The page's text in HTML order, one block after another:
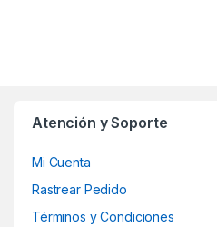
Atención y Soporte
Mi Cuenta
Rastrear Pedido
Términos y Condiciones